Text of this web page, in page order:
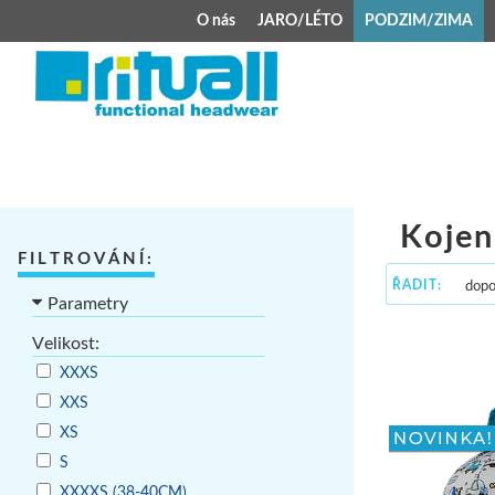
O nás JARO/LÉTO
Kšiltovky
PODZIM/ZIMA
Zimní čepice
Kojenecké
FILTROVÁNÍ:
Parametry
Velikost:
XXXS
XXS
XS
S
XXXXS (38-40CM)
ŘADIT: